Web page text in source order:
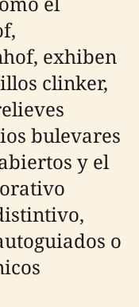
exhiben
clinker,
bulevares
y el
o